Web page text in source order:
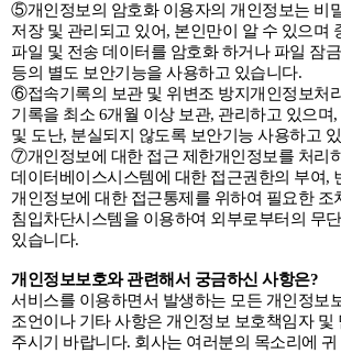
⑤개인정보의 암호화 이용자의 개인정보는 비
저장 및 관리되고 있어, 본인만이 알 수 있으며
파일 및 전송 데이터를 암호화 하거나 파일 잠
등의 별도 보안기능을 사용하고 있습니다.
⑥접속기록의 보관 및 위변조 방지개인정보처
기록을 최소 6개월 이상 보관, 관리하고 있으며
및 도난, 분실되지 않도록 보안기능 사용하고
⑦개인정보에 대한 접근 제한개인정보를 처리
데이터베이스시스템에 대한 접근권한의 부여,
개인정보에 대한 접근통제를 위하여 필요한 조
침입차단시스템을 이용하여 외부로부터의 무
있습니다.
개인정보보호와 관련해서 궁금하신 사항은?
서비스를 이용하면서 발생하는 모든 개인정보
조언이나 기타 사항은 개인정보 보호책임자 및
주시기 바랍니다. 회사는 여러분의 목소리에